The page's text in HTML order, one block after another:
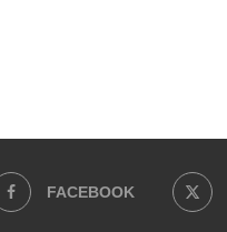
FACEBOOK